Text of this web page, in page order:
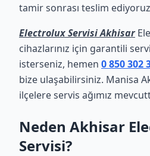
tamir sonrası teslim
Electrolux Servisi Akhisar
cihazlarınız için garantili
isterseniz, hemen 0 850 302
bize ulaşabilirsiniz. Manisa
ilçelere servis ağımız
Neden Akhisar
Servisi?